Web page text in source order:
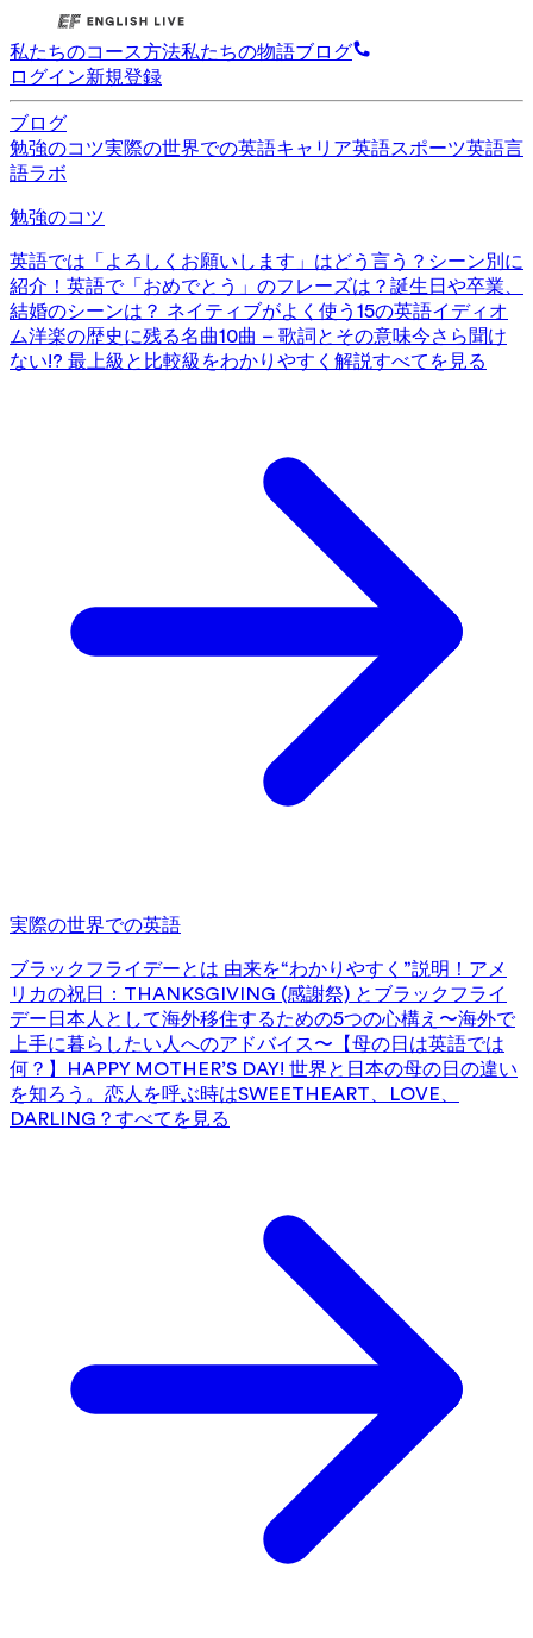
私たちのコース方法私たちの物語ブログ
ログイン新規登録
ブログ
勉強のコツ実際の世界での英語キャリア英語スポーツ英語言
語ラボ
勉強のコツ
英語では「よろしくお願いします」はどう言う？シーン別に
紹介！ 英語で「おめでとう」のフレーズは？誕生日や卒業、
結婚のシーンは？ ネイティブがよく使う15の英語イディオ
ム洋楽の歴史に残る名曲10曲 – 歌詞とその意味今さら聞け
ない!? 最上級と比較級をわかりやすく解説すべてを見る
実際の世界での英語
ブラックフライデーとは 由来を“わかりやすく”説明！ アメ
リカの祝日：THANKSGIVING (感謝祭) とブラックフライ
デー 日本人として海外移住するための5つの心構え〜海外で
上手に暮らしたい人へのアドバイス〜 【母の日は英語では
何？】HAPPY MOTHER’S DAY! 世界と日本の母の日の違い
を知ろう。 恋人を呼ぶ時はSWEETHEART、LOVE、
DARLING？ すべてを見る